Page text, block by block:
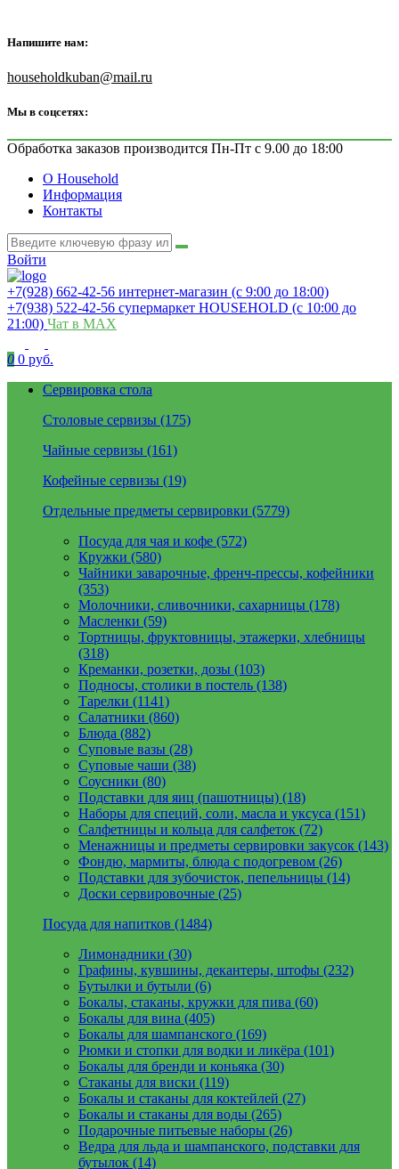
Напишите нам:
householdkuban@mail.ru
Мы в соцсетях:
Обработка заказов производится Пн-Пт с 9.00 до 18:00
О Household
Информация
Контакты
Войти
+7(928) 662-42-56 интернет-магазин (с 9:00 до 18:00)
+7(938) 522-42-56 супермаркет HOUSEHOLD (с 10:00 до
21:00) Чат в MAX
0 0 руб.
Сервировка стола
Столовые сервизы (175)
Чайные сервизы (161)
Кофейные сервизы (19)
Отдельные предметы сервировки (5779)
Посуда для чая и кофе (572)
Кружки (580)
Чайники заварочные, френч-прессы, кофейники
(353)
Молочники, сливочники, сахарницы (178)
Масленки (59)
Тортницы, фруктовницы, этажерки, хлебницы
(318)
Креманки, розетки, дозы (103)
Подносы, столики в постель (138)
Тарелки (1141)
Салатники (860)
Блюда (882)
Суповые вазы (28)
Суповые чаши (38)
Соусники (80)
Подставки для яиц (пашотницы) (18)
Наборы для специй, соли, масла и уксуса (151)
Салфетницы и кольца для салфеток (72)
Менажницы и предметы сервировки закусок (143)
Фондю, мармиты, блюда с подогревом (26)
Подставки для зубочисток, пепельницы (14)
Доски сервировочные (25)
Посуда для напитков (1484)
Лимонадники (30)
Графины, кувшины, декантеры, штофы (232)
Бутылки и бутыли (6)
Бокалы, стаканы, кружки для пива (60)
Бокалы для вина (405)
Бокалы для шампанского (169)
Рюмки и стопки для водки и ликёра (101)
Бокалы для бренди и коньяка (30)
Стаканы для виски (119)
Бокалы и стаканы для коктейлей (27)
Бокалы и стаканы для воды (265)
Подарочные питьевые наборы (26)
Ведра для льда и шампанского, подставки для
бутылок (14)